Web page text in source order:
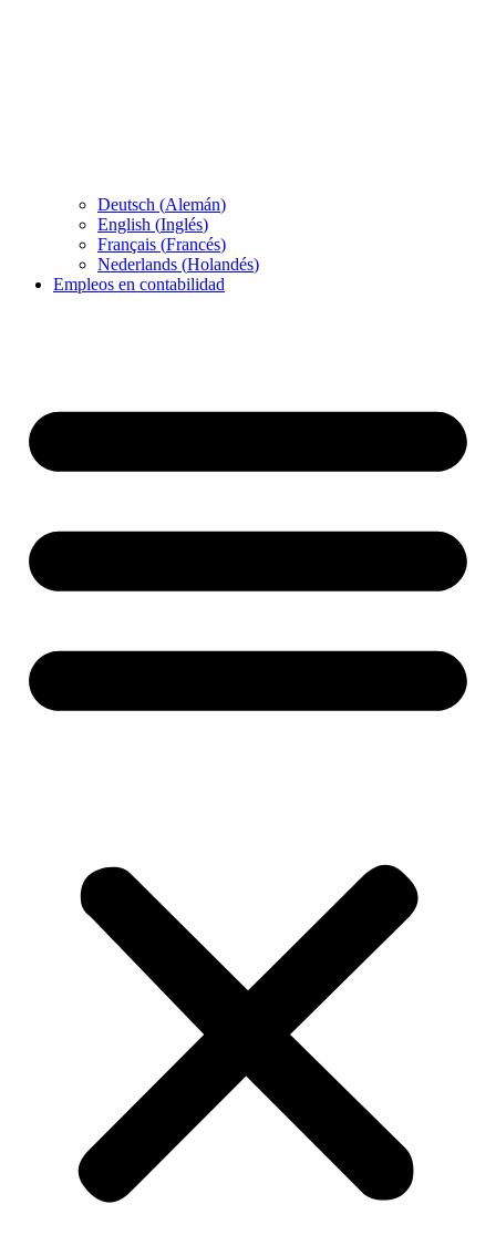
Deutsch (Alemán)
English (Inglés)
Français (Francés)
Nederlands (Holandés)
Empleos en contabilidad